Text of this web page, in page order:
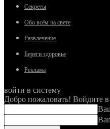
Секреты
Обо всём на свете
Развлечение
Береги здоровье
Реклама
войти в систему
Добро пожаловать! Войдите